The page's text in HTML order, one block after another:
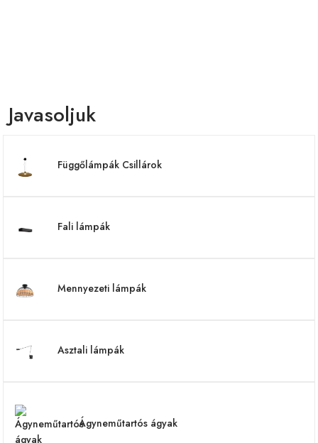
Javasoljuk
Függőlámpák Csillárok
Fali lámpák
Mennyezeti lámpák
Asztali lámpák
Ágyneműtartós ágyak